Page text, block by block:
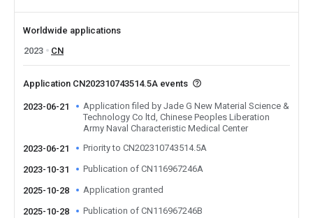
Worldwide applications
2023
CN
Application CN202310743514.5A events
2023-06-21
Application filed by Jade G New Material Science &
Technology Co ltd, Chinese Peoples Liberation
Army Naval Characteristic Medical Center
2023-06-21
Priority to CN202310743514.5A
2023-10-31 Publication of CN116967246A
2025-10-28 Application granted
2025-10-28 Publication of CN116967246B